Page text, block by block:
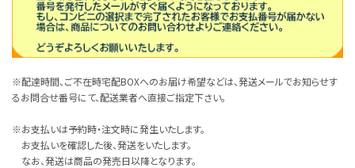
※配達時間、ご不在時宅配BOXへのお届け希望などは、発送メールでお知らせす
るお問合せ番号にて、配送業者へ直接ご指定下さい。
※お支払いは予約時・注文時に発生いたします。
お支払いを確認した後、発送をいたします。
なお、発送は商品の発売日以降となります。